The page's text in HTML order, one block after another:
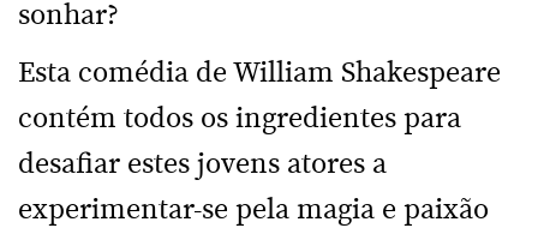
sonhar?
Esta comédia de William Shakespeare
contém todos os ingredientes para
desafiar estes jovens atores a
experimentar-se pela magia e paixão